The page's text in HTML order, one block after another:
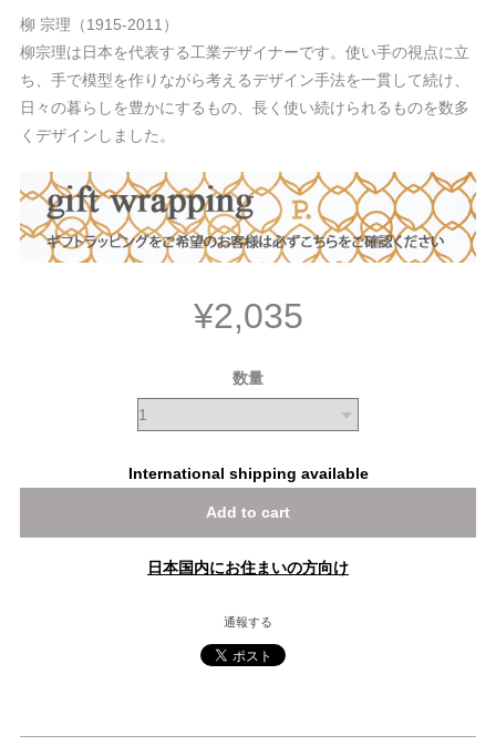
柳 宗理（1915-2011）
柳宗理は日本を代表する工業デザイナーです。使い手の視点に立
ち、手で模型を作りながら考えるデザイン手法を一貫して続け、
日々の暮らしを豊かにするもの、長く使い続けられるものを数多
くデザインしました。
¥2,035
数量
International shipping available
Add to cart
日本国内にお住まいの方向け
通報する